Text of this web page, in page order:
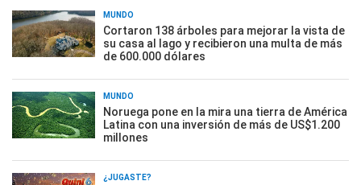
MUNDO
Cortaron 138 árboles para mejorar la vista de
su casa al lago y recibieron una multa de más
de 600.000 dólares
MUNDO
Noruega pone en la mira una tierra de América
Latina con una inversión de más de US$1.200
millones
¿JUGASTE?